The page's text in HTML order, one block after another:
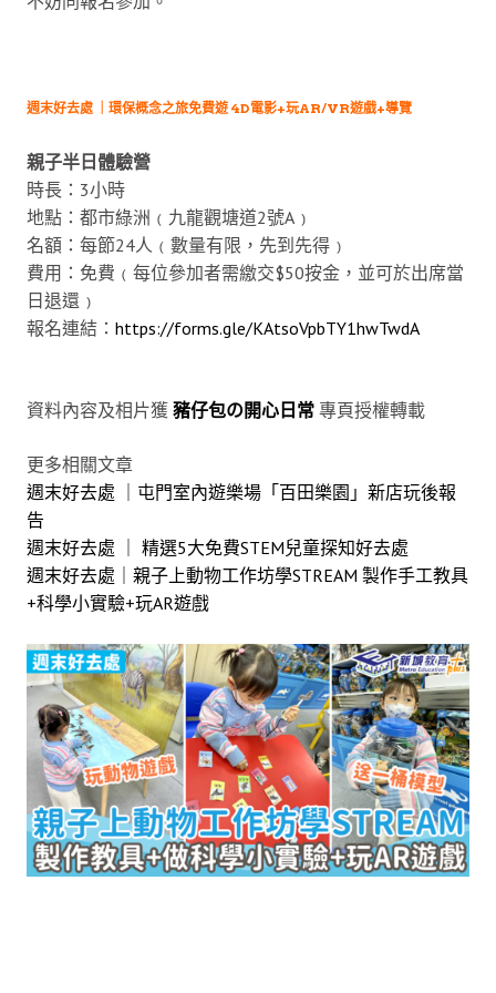
週末好去處 ｜環保概念之旅免費遊 4D電影+玩AR/VR遊戲+導覽
親子半日體驗營
時長：3小時
地點：都市綠洲﹙九龍觀塘道2號A﹚
名額：每節24人﹙數量有限，先到先得﹚
費用：免費﹙每位參加者需繳交$50按金，並可於出席當
日退還﹚
報名連結： https://forms.gle/KAtsoVpbTY1hwTwdA
資料內容及相片獲 豬仔包の開心日常 專頁授權轉載
更多相關文章
週末好去處 ｜屯門室內遊樂場「百田樂園」新店玩後報
告
週末好去處 ｜ 精選5大免費STEM兒童探知好去處
週末好去處｜親子上動物工作坊學STREAM 製作手工教具
+科學小實驗+玩AR遊戲